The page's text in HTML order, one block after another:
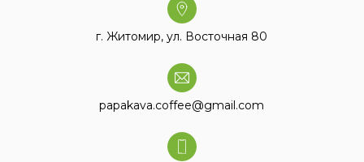
г. Житомир, ул. Восточная 80
papakava.coffee@gmail.com